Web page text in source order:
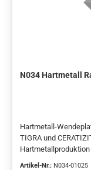
N034 Hartmetall
Hartmetall-
TIGRA und
Produktion und die
Artikel-Nr.: N034-01025